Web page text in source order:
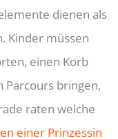
dienen als
Kinder müssen
einen Korb
Parcours bringen,
raten welche
einer Prinzessin